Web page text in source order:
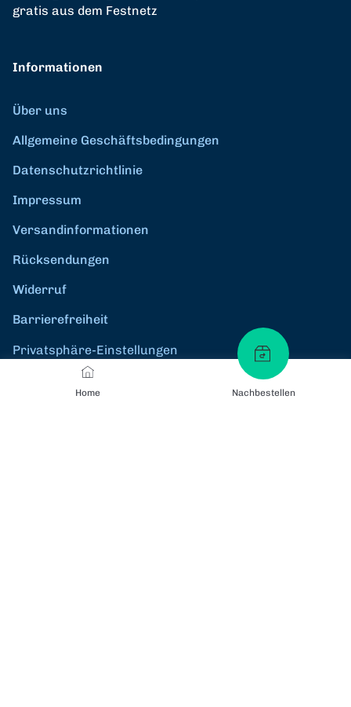
Home Nachbestellen
gratis aus dem Festnetz
Informationen
Über uns
Allgemeine Geschäftsbedingungen
Datenschutzrichtlinie
Impressum
Versandinformationen
Rücksendungen
Widerruf
Barrierefreiheit
Privatsphäre-Einstellungen
Zahlungsmethoden